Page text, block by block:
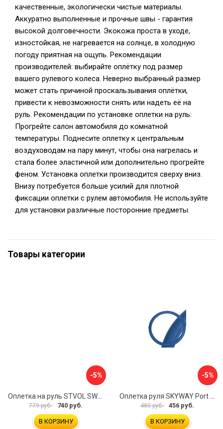
качественные, экологически чистые материалы.
Аккуратно выполненные и прочные швы - гарантия
высокой долговечности. Экокожа проста в уходе,
изностойкая, не нагревается на солнце, в холодную
погоду приятная на ощупь. Рекомендации
производителей: выбирайте оплётку под размер
вашего рулевого колеса. Неверно выбранный размер
может стать причиной проскальзывания оплётки,
привести к невозможности снять или надеть её на
руль. Рекомендации по установке оплетки на руль:
Прогрейте салон автомобиля до комнатной
температуры. Поднесите оплетку к центральным
воздуховодам на пару минут, чтобы она нагрелась и
стала более эластичной или дополнительно прогрейте
феном. Установка оплетки производится сверху вниз.
Внизу потребуется больше усилий для плотной
фиксации оплетки с рулем автомобиля. Не используйте
для установки различные посторонние предметы.
Товары категории
-5%
779 руб. 740 руб.
В КОРЗИНУ
-5%
480 руб. 456 руб.
В КОРЗИНУ